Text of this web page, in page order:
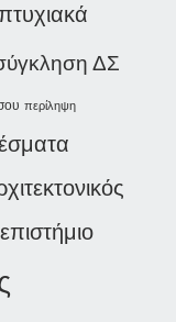
ΔΣ
περίληψη